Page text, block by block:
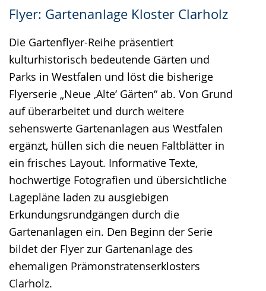
Flyer: Gartenanlage Kloster Clarholz
Die Gartenflyer-Reihe präsentiert
kulturhistorisch bedeutende Gärten und
Parks in Westfalen und löst die bisherige
Flyerserie „Neue ‚Alte‘ Gärten“ ab. Von Grund
auf überarbeitet und durch weitere
sehenswerte Gartenanlagen aus Westfalen
ergänzt, hüllen sich die neuen Faltblätter in
ein frisches Layout. Informative Texte,
hochwertige Fotografien und übersichtliche
Lagepläne laden zu ausgiebigen
Erkundungsrundgängen durch die
Gartenanlagen ein. Den Beginn der Serie
bildet der Flyer zur Gartenanlage des
ehemaligen Prämonstratenserklosters
Clarholz.